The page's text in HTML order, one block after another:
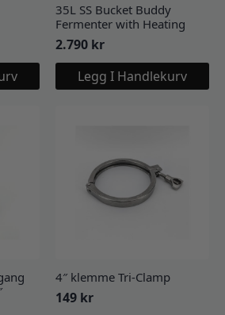
35L SS Bucket Buddy
Fermenter with Heating
2.790 kr
Legg I Handlekurv
4″ klemme Tri-Clamp
149 kr